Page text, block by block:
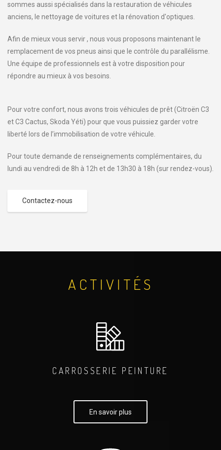
sommes aussi spécialisés dans la restauration de véhicules
anciens, le nettoyage de voitures et la rénovation d'optiques.
Afin de mieux vous servir , nous vous proposons maintenant le
remplacement de vos pneus ainsi que le contrôle du parallélisme.
Une équipe de professionnels est à votre disposition pour
répondre au mieux à vos besoins.
Pour votre confort, nous avons trois véhicules de prêt (Citroën C3
et C3 Cactus, Skoda Yéti) pour que vous puissiez garder votre
liberté lors de l’immobilisation de votre véhicule.
Pour toute demande de renseignements complémentaires, du
lundi au vendredi de 8h à 12h et de 13h30 à 18h (sur rendez-vous).
Contactez-nous
ACTIVITÉS
CARROSSERIE PEINTURE
En savoir plus